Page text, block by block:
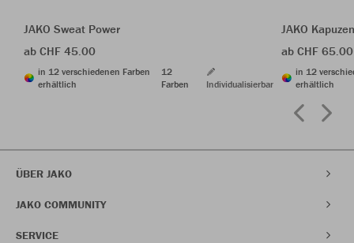
JAKO Sweat Power
ab CHF 45.00
in 12 verschiedenen Farben
erhältlich
12
Farben
Individualisierbar
JAKO
ab CHF 65.00
in 12
erhältlich
ÜBER JAKO
JAKO COMMUNITY
SERVICE